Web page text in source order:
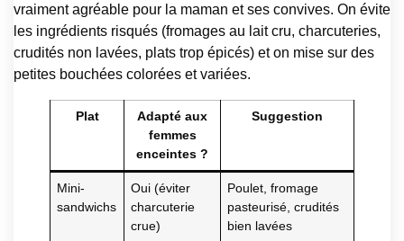
vraiment agréable pour la maman et ses convives. On évite
les ingrédients risqués (fromages au lait cru, charcuteries,
crudités non lavées, plats trop épicés) et on mise sur des
petites bouchées colorées et variées.
Plat
Adapté aux
femmes
enceintes ?
Suggestion
Mini-
sandwichs
Oui (éviter
charcuterie
crue)
Poulet, fromage
pasteurisé, crudités
bien lavées